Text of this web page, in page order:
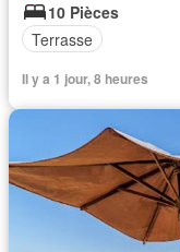
10 Pièces
Terrasse
Il y a 1 jour, 8 heures